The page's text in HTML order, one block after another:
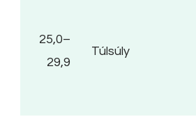
25,0–
29,9
Túlsúly